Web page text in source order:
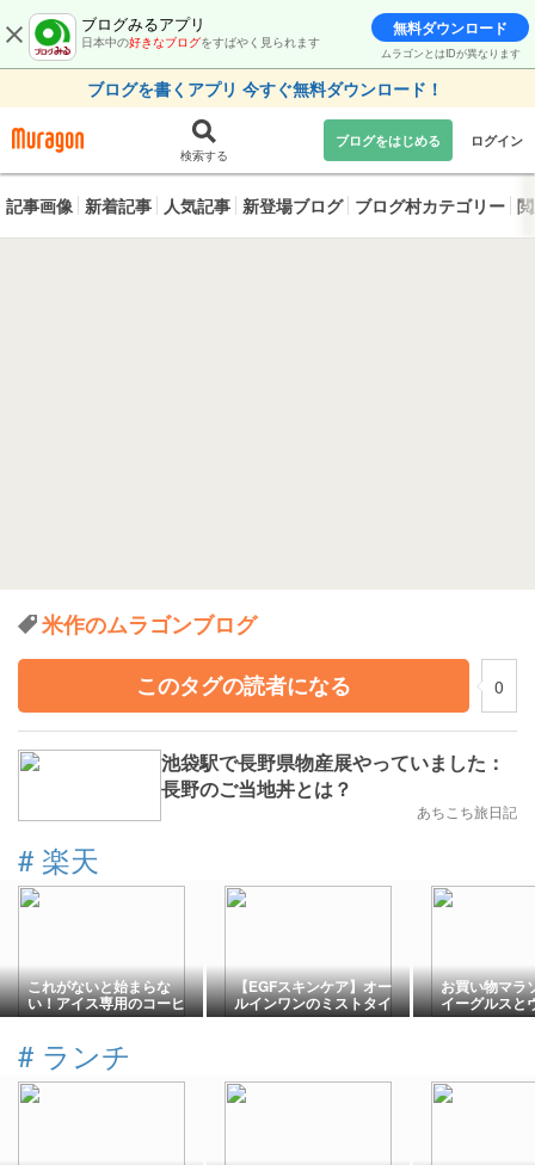
ブログみるアプリ
日本中の好きなブログをすばやく見られます
無料ダウンロード
ムラゴンとはIDが異なります
ブログを書くアプリ 今すぐ無料ダウンロード！
検索する
ブログをはじめる ログイン
記事画像 新着記事 人気記事 新登場ブログ ブログ村カテゴリー
米作のムラゴンブログ
このタグの読者になる
0
池袋駅で長野県物産展やっていました：
長野のご当地丼とは？
あちこち旅日記
# 楽天
これがないと始まらな
い！アイス専用のコーヒ
ーメーカーで楽しむティ
【EGFスキンケア】オー
ルインワンのミストタイ
プが使いやすく続けやす
お買い物マラ
イーグルスと
神戸のダブル
# ランチ